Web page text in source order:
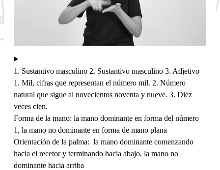
1. Sustantivo masculino 2. Sustantivo masculino 3. Adjetivo
1. Mil, cifras que representan el número mil. 2. Número
natural que sigue al novecientos noventa y nueve. 3. Diez
veces cien.
Forma de la mano: la mano dominante en forma del número
1, la mano no dominante en forma de mano plana
Orientación de la palma: la mano dominante comenzando
hacia el recetor y terminando hacia abajo, la mano no
dominante hacia arriba